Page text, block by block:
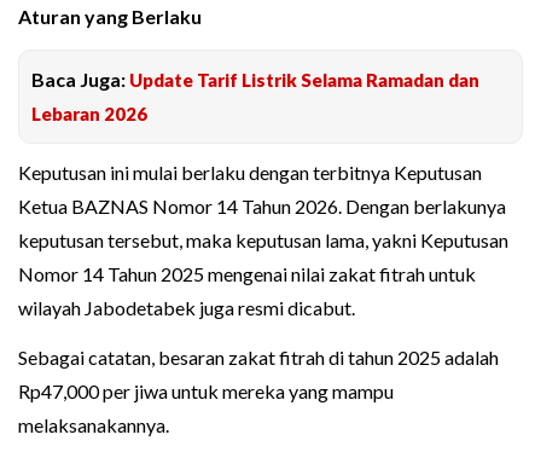
Aturan yang Berlaku
Baca Juga: Update Tarif Listrik Selama Ramadan dan
Lebaran 2026
Keputusan ini mulai berlaku dengan terbitnya Keputusan
Ketua BAZNAS Nomor 14 Tahun 2026. Dengan berlakunya
keputusan tersebut, maka keputusan lama, yakni Keputusan
Nomor 14 Tahun 2025 mengenai nilai zakat fitrah untuk
wilayah Jabodetabek juga resmi dicabut.
Sebagai catatan, besaran zakat fitrah di tahun 2025 adalah
Rp47,000 per jiwa untuk mereka yang mampu
melaksanakannya.